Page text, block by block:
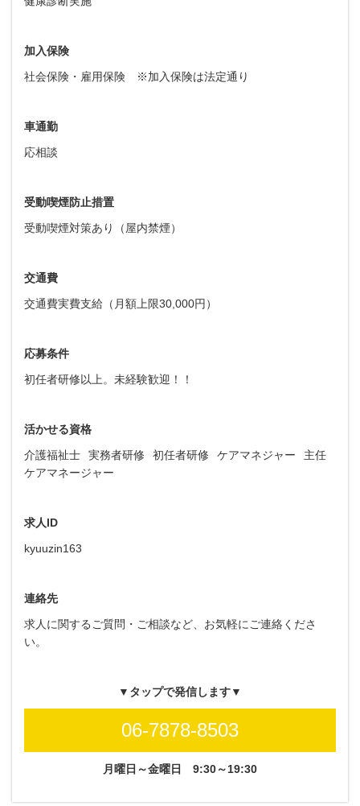
加入保険
社会保険・雇用保険 ※加入保険は法定通り
車通勤
応相談
受動喫煙防止措置
受動喫煙対策あり（屋内禁煙）
交通費
交通費実費支給（月額上限30,000円）
応募条件
初任者研修以上。未経験歓迎！！
活かせる資格
介護福祉士
実務者研修 初任者研修 ケアマネジャー
主任
ケアマネージャー
求人ID
kyuuzin163
連絡先
求人に関するご質問・ご相談など、お気軽にご連絡くださ
い。
▼タップで発信します▼
06-7878-8503
月曜日～金曜日 9:30～19:30